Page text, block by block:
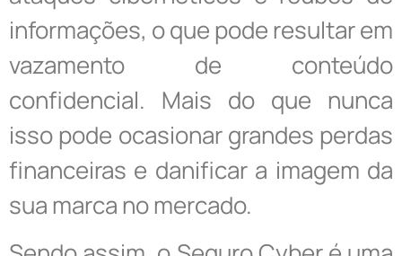
informações, o que pode resultar em
vazamento de conteúdo
confidencial. Mais do que nunca
isso pode ocasionar grandes perdas
financeiras e danificar a imagem da
sua marca no mercado.